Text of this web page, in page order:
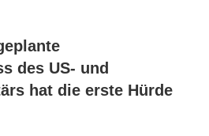
des US- und
hat die erste Hürde